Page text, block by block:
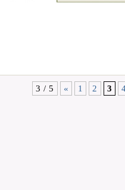
3 / 5 « 1 2 3